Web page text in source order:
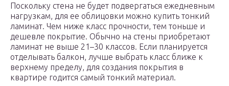
Поскольку стена не будет подвергаться ежедневным
нагрузкам, для ее облицовки можно купить тонкий
ламинат. Чем ниже класс прочности, тем тоньше и
дешевле покрытие. Обычно на стены приобретают
ламинат не выше 21–30 классов. Если планируется
отделывать балкон, лучше выбрать класс ближе к
верхнему пределу, для создания покрытия в
квартире годится самый тонкий материал.